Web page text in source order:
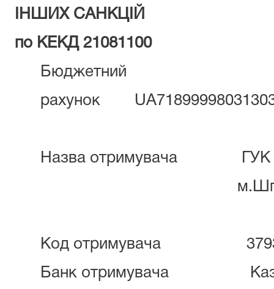
ІНШИХ САНКЦІЙ
по КЕКД 21081100
Бюджетний
рахунок
Назва отримувача ГУК у
м.Шпола/
Код отримувача
Банк отримувача